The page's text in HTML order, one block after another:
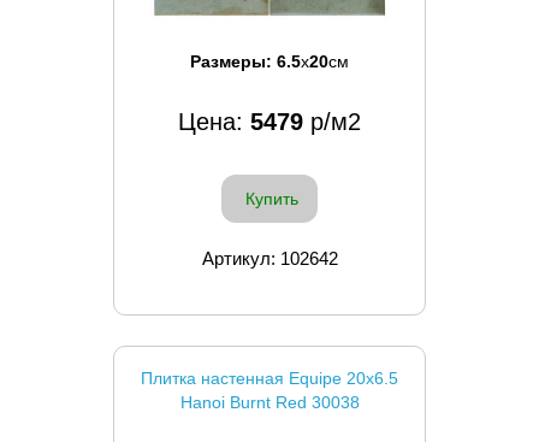
Размеры: 6.5x20см
Цена: 5479 р/м2
Купить
Артикул: 102642
Плитка настенная Equipe 20x6.5
Hanoi Burnt Red 30038